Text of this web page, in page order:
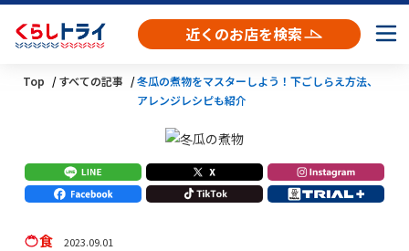
近くのお店を検索
Top すべての記事
冬瓜の煮物をマスターしよう！下ごしらえ方法、
アレンジレシピも紹介
食 2023.09.01